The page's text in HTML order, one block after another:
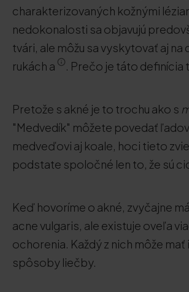
charakterizovaných kožnými
nedokonalosti sa objavujú
tvári, ale môžu sa vyskytovať aj na
rukách a
. Prečo je táto definícia
Pretože s akné je to trochu ako s
"Medvedík" môžete povedať
medveďovi aj koale, hoci tieto
podstate spoločné len to, že sú
Keď hovoríme o akné, zvyčajne
acne vulgaris, ale existuje oveľa
ochorenia. Každý z nich môže mať
spôsoby liečby.